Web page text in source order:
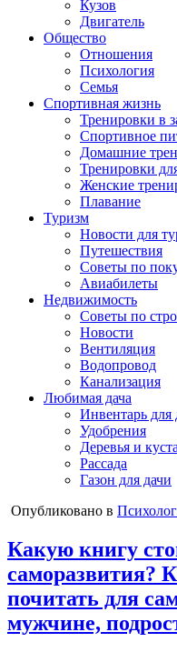
Кузов
Двигатель
Общество
Отношения
Психология
Семья
Спортивная жизнь
Тренировки в
Спортивное
Домашние
Тренировки
Женские
Плавание
Туризм
Новости для
Путешествия
Советы по
Авиабилеты
Недвижимость
Советы по
Новости
Вентиляция
Водопровод
Канализация
Любимая дача
Инвентарь для
Удобрения
Деревья и
Рассада
Газон для дачи
Опубликовано в
Какую книгу
саморазвития?
почитать для
мужчине,